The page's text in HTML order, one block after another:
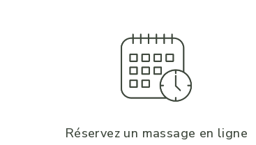
Réservez un massage en ligne